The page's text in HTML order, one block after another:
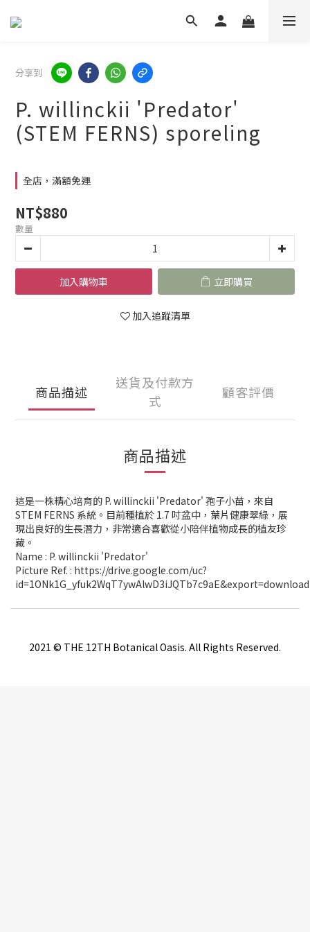
分享到
P. willinckii 'Predator'
(STEM FERNS) sporeling
全店，滿額免運
NT$880
數量
加入購物車 立即購買
加入追蹤清單
商品描述
送貨及付款方
式
顧客評價
商品描述
這是一株精心培育的 P. willinckii 'Predator' 孢子小苗，來自
STEM FERNS 系統。目前種植於 1.7 吋盆中，葉片健康翠綠，展
現出良好的生長潛力，非常適合喜歡從小陪伴植物成長的植友珍
藏。
Name : P. willinckii 'Predator'
Picture Ref. : https://drive.google.com/uc?
id=1ONk1G_yfuk2WqT7ywAlwD3iJQTb7c9aE&export=download
2021 © THE 12TH Botanical Oasis. All Rights Reserved.